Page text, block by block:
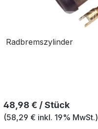
Radbremszylinder
Regulärer Preis:
48,98 € / Stück
(58,29 € inkl. 19% MwSt.)